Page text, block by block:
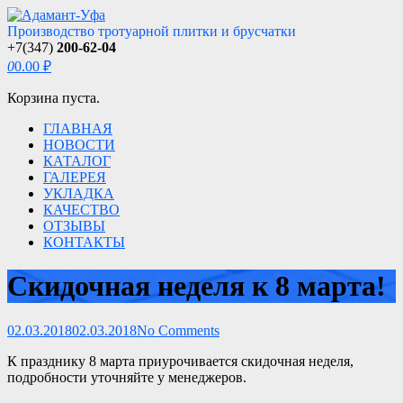
Производство тротуарной плитки и брусчатки
+7(347) 200-62-04
00.00 ₽
Корзина пуста.
ГЛАВНАЯ
НОВОСТИ
КАТАЛОГ
ГАЛЕРЕЯ
УКЛАДКА
КАЧЕСТВО
ОТЗЫВЫ
КОНТАКТЫ
Скидочная неделя к 8 марта!
02.03.201802.03.2018No Comments
К празднику 8 марта приурочивается скидочная неделя,
подробности уточняйте у менеджеров.